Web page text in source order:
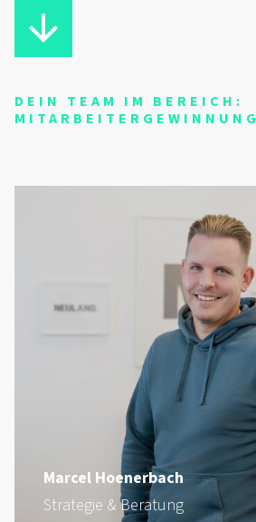
DEIN TEAM IM BEREICH:
MITARBEITERGEWINNUNG
Marcel Hoenerbach
Strategie & Beratung